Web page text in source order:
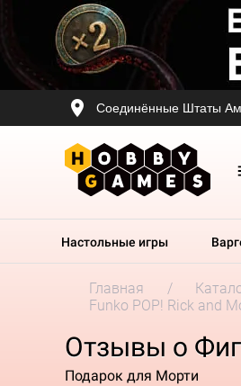
Соединённые Штаты
Настольные игры
Главная
Funko POP! Rick and
Отзывы о
Подарок для Морти